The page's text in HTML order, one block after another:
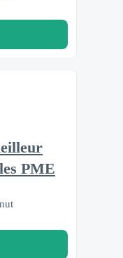
PME